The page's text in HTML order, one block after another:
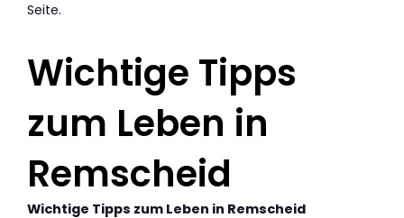
Seite.
Wichtige Tipps
zum Leben in
Remscheid
Wichtige Tipps zum Leben in Remscheid